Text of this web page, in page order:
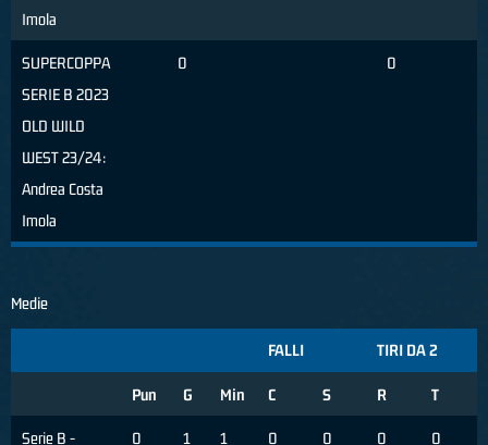
Imola
SUPERCOPPA
SERIE B 2023
OLD WILD
WEST 23/24:
Andrea Costa
Imola
0 0
Medie
FALLI TIRI DA 2
Pun G Min C S R T
Serie B -
0 1 1 0 0 0 0